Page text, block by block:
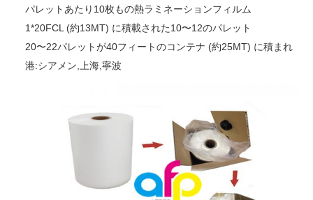
パレットあたり10枚もの熱ラミネーションフィルム
1*20FCL (約13MT) に積載された10〜12のパレット
20〜22パレットが40フィートのコンテナ (約25MT) に積まれ
港:シアメン,上海,寧波